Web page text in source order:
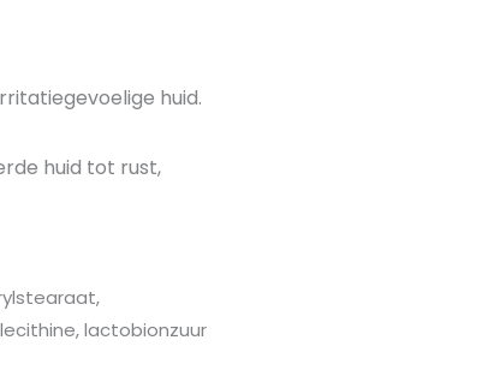
huid.
huid tot rust,
lactobionzuur